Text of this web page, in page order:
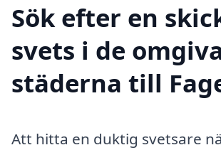
Sök efter en
svets i de
städerna till
Att hitta en duktig svetsare